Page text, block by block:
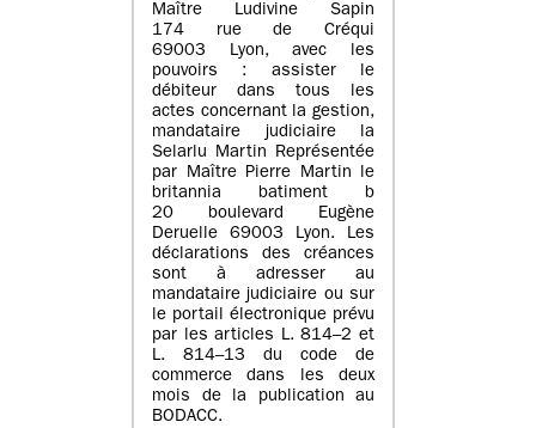
Maître Ludivine Sapin
174 rue de Créqui
69003 Lyon, avec les
pouvoirs : assister le
débiteur dans tous les
actes concernant la gestion,
mandataire judiciaire la
Selarlu Martin Représentée
par Maître Pierre Martin le
britannia batiment b
20 boulevard Eugène
Deruelle 69003 Lyon. Les
déclarations des créances
sont à adresser au
mandataire judiciaire ou sur
le portail électronique prévu
par les articles L. 814–2 et
L. 814–13 du code de
commerce dans les deux
mois de la publication au
BODACC.